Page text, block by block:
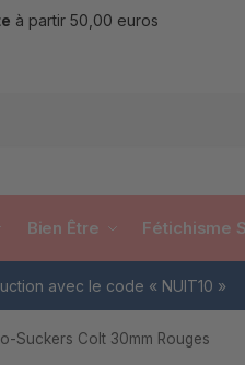
à partir 50,00 euros
Bien Être Fétichisme
avec le code « NUIT10 »
Suckers Colt 30mm Rouges